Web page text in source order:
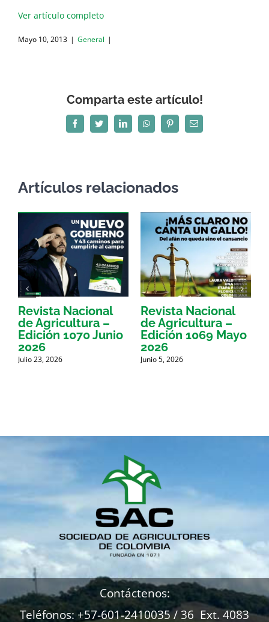
Ver artículo completo
Mayo 10, 2013 | General |
Comparta este artículo!
FacebookTwitterLinkedInWhatsAppPinterestCorreo
electrónico
Artículos relacionados
Revista Nacional
de Agricultura –
Edición 1070 Junio
2026
Julio 23, 2026
Revista Nacional
de Agricultura –
Edición 1069 Mayo
2026
Junio 5, 2026
Contáctenos:
Teléfonos: +57-601-2410035 / 36 Ext. 4083